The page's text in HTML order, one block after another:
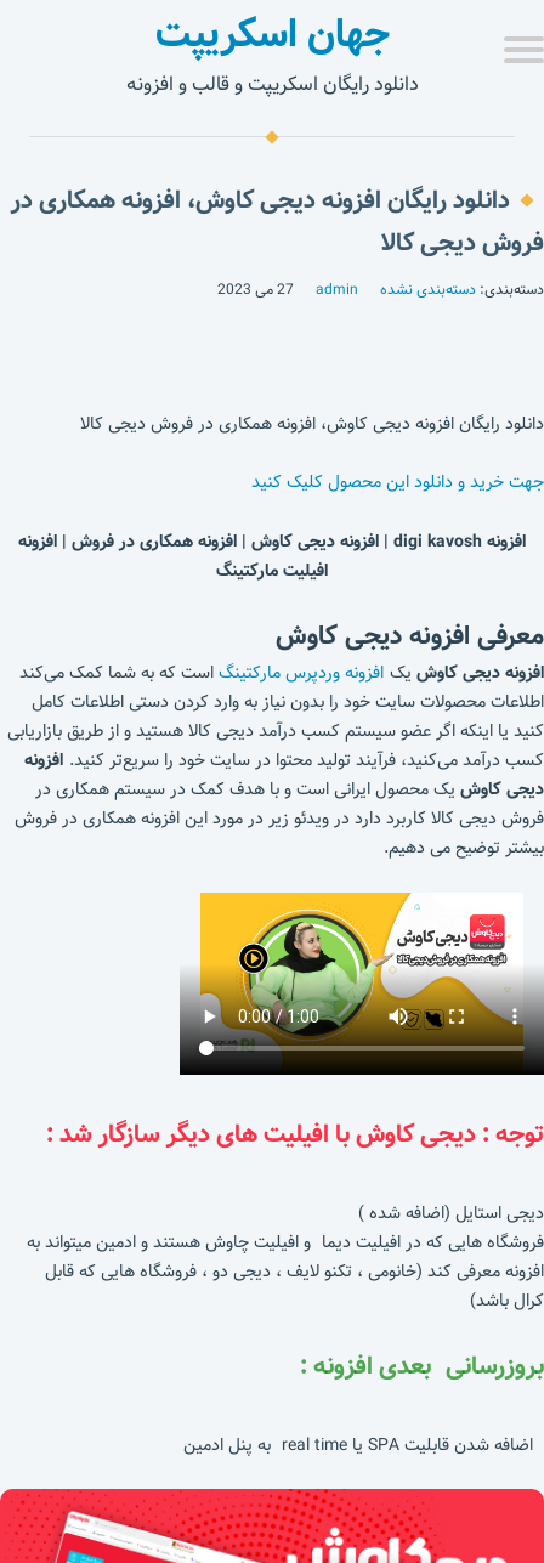
جهان اسکریپت
دانلود رایگان اسکریپت و قالب و افزونه
دانلود رایگان افزونه دیجی کاوش، افزونه همکاری در
فروش دیجی کالا
دسته‌بندی: دسته‌بندی نشده admin 27 می 2023
دانلود رایگان افزونه دیجی کاوش، افزونه همکاری در فروش دیجی کالا
جهت خرید و دانلود این محصول کلیک کنید
افزونه digi kavosh | افزونه دیجی کاوش | افزونه همکاری در فروش | افزونه
افیلیت مارکتینگ
معرفی افزونه دیجی کاوش
افزونه دیجی کاوش یک افزونه وردپرس مارکتینگاست که به شما کمک می‌کند
اطلاعات محصولات سایت خود را بدون نیاز به وارد کردن دستی اطلاعات کامل
کنید یا اینکه اگر عضو سیستم کسب درآمد دیجی کالا هستید و از طریق بازاریابی
کسب درآمد می‌کنید، فرآیند تولید محتوا در سایت خود را سریع‌تر کنید. افزونه
دیجی کاوش یک محصول ایرانی است و با هدف کمک در سیستم همکاری در
فروش دیجی کالا کاربرد دارد در ویدئو زیر در مورد این افزونه همکاری در فروش
بیشتر توضیح می دهیم.
توجه : دیجی کاوش با افیلیت های دیگر سازگار شد :
دیجی استایل (اضافه شده )
فروشگاه هایی که در افیلیت دیما و افیلیت چاوش هستند و ادمین میتواند به
افزونه معرفی کند (خانومی ، تکنو لایف ، دیجی دو ، فروشگاه هایی که قابل
کرال باشد)
بروزرسانی بعدی افزونه :
اضافه شدن قابلیت SPA یا real time به پنل ادمین